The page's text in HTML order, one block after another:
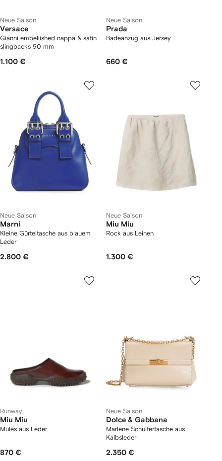
Neue Saison
Versace
Gianni embellished nappa & satin
slingbacks 90 mm
1.100 €
Neue Saison
Prada
Badeanzug aus Jersey
660 €
Neue Saison
Marni
Kleine Gürteltasche aus blauem
Leder
2.800 €
Neue Saison
Miu Miu
Rock aus Leinen
1.300 €
Runway
Miu Miu
Mules aus Leder
870 €
Neue Saison
Dolce & Gabbana
Marlene Schultertasche aus
Kalbsleder
2.350 €